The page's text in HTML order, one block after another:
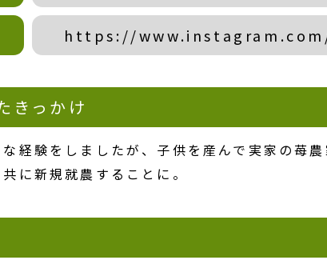
https://
きっかけ
経験をしましたが、子供を産んで実家の苺
に新規就農することに。